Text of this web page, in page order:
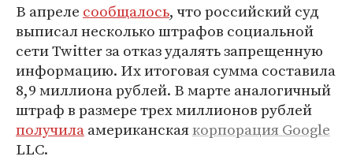
В апреле сообщалось, что российский суд
выписал несколько штрафов социальной
сети Twitter за отказ удалять запрещенную
информацию. Их итоговая сумма составила
8,9 миллиона рублей. В марте аналогичный
штраф в размере трех миллионов рублей
получилаамериканскаякорпорация Google
LLC.